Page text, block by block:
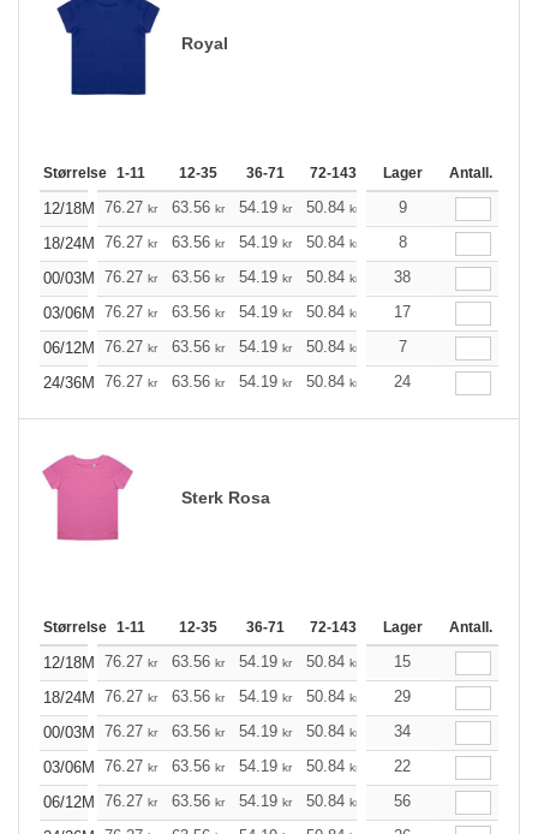
Royal
Størrelse 1-11 12-35 36-71 72-143 144-287 288 +
Lager Antall.
12/18M 76.27 kr 63.56 kr 54.19 kr 50.84 kr 48.28
9
18/24M
76.27 kr 63.56 kr 54.19 kr 50.84 kr 48.28
8
00/03M
76.27 kr 63.56 kr 54.19 kr 50.84 kr 48.28
38
03/06M
76.27 kr 63.56 kr 54.19 kr 50.84 kr 48.28
17
06/12M
76.27 kr 63.56 kr 54.19 kr 50.84 kr 48.28
7
24/36M
76.27 kr 63.56 kr 54.19 kr 50.84 kr 48.28
24
Sterk Rosa
Størrelse 1-11 12-35 36-71 72-143 144-287 288 +
Lager Antall.
12/18M 76.27 kr 63.56 kr 54.19 kr 50.84 kr 48.28
15
18/24M
76.27 kr 63.56 kr 54.19 kr 50.84 kr 48.28
29
00/03M
76.27 kr 63.56 kr 54.19 kr 50.84 kr 48.28
34
03/06M
76.27 kr 63.56 kr 54.19 kr 50.84 kr 48.28
22
06/12M
76.27 kr 63.56 kr 54.19 kr 50.84 kr 48.28
56